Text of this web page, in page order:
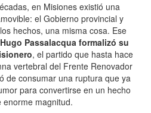
en Misiones existió una
el Gobierno provincial y
hechos, una misma cosa. Ese
Hugo Passalacqua formalizó su
, el partido que hasta hace
vertebral del Frente Renovador
de consumar una ruptura que ya
para convertirse en un hecho
enorme magnitud.